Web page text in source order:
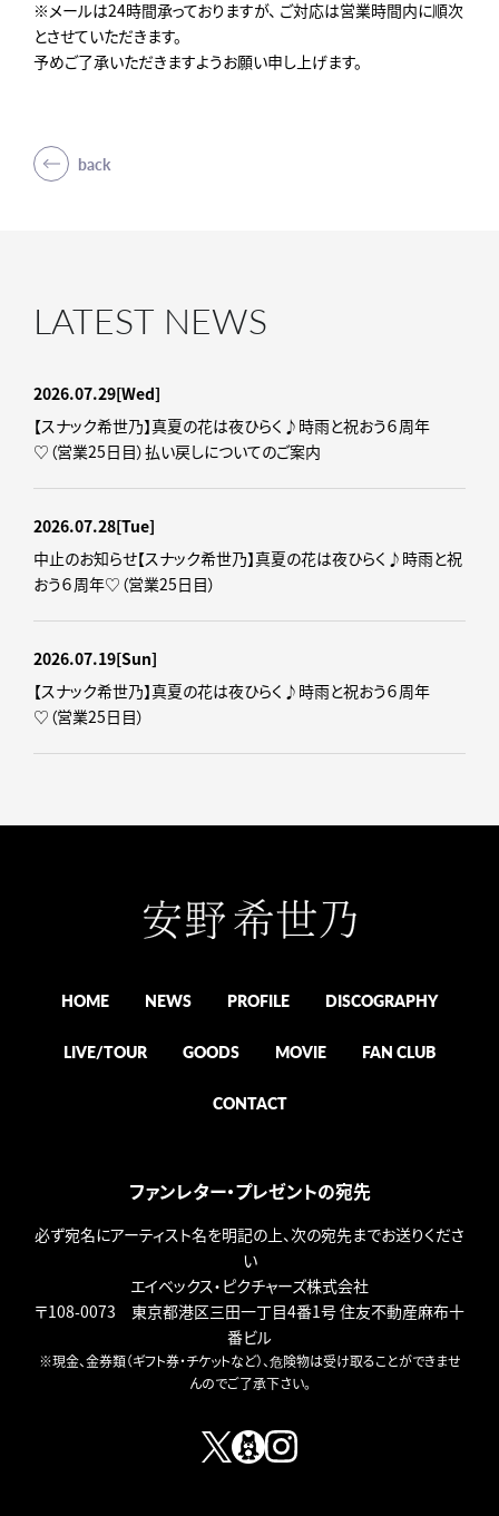
※メールは24時間承っておりますが、 ご対応は営業時間内に順次
とさせていただきます。
予めご了承いただきますようお願い申し上げます。
back
LATEST NEWS
2026.07.29[Wed]
【スナック希世乃】真夏の花は夜ひらく♪時雨と祝おう６周年
♡（営業25日目）払い戻しについてのご案内
2026.07.28[Tue]
中止のお知らせ【スナック希世乃】真夏の花は夜ひらく♪時雨と祝
おう６周年♡（営業25日目）
2026.07.19[Sun]
【スナック希世乃】真夏の花は夜ひらく♪時雨と祝おう６周年
♡（営業25日目）
HOME NEWS PROFILE DISCOGRAPHY
LIVE/TOUR GOODS MOVIE FAN CLUB
CONTACT
ファンレター・プレゼントの宛先
必ず宛名にアーティスト名を明記の上、次の宛先までお送りくださ
い
エイベックス・ピクチャーズ株式会社
〒108-0073 東京都港区三田一丁目4番1号 住友不動産麻布十
番ビル
※現金、金券類（ギフト券・チケットなど）、危険物は受け取ることができませ
んのでご了承下さい。